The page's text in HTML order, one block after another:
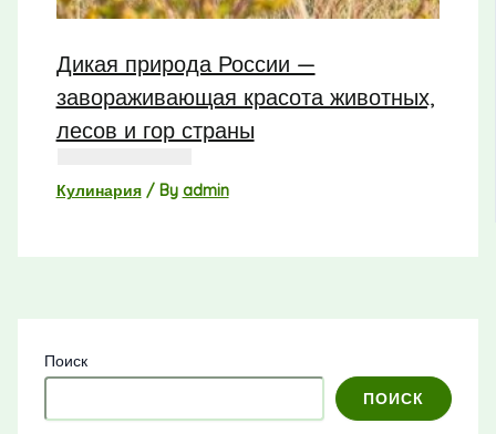
Дикая природа России —
завораживающая красота животных,
лесов и гор страны
Кулинария/ By admin
Поиск
ПОИСК